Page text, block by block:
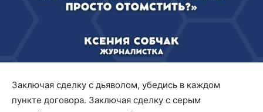
Заключая сделку с дьяволом, убедись в каждом
пункте договора. Заключая сделку с серым